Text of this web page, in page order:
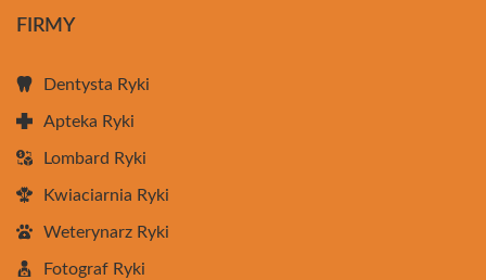
FIRMY
Dentysta Ryki
Apteka Ryki
Lombard Ryki
Kwiaciarnia Ryki
Weterynarz Ryki
Fotograf Ryki